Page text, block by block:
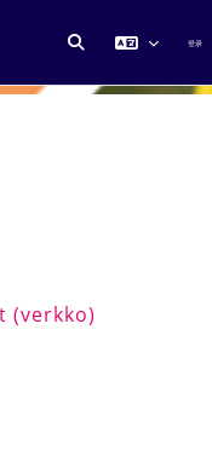
切换搜索输入 登录
(verkko)